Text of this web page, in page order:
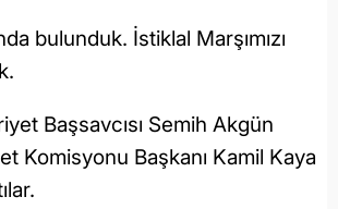
bulunduk. İstiklal Marşımızı
Başsavcısı Semih Akgün
Komisyonu Başkanı Kamil Kaya